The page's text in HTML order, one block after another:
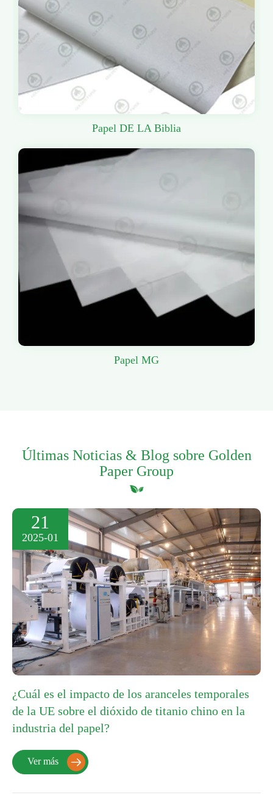
Papel DE LA Biblia
Papel MG
Últimas Noticias & Blog sobre Golden
Paper Group
21
2025-01
¿Cuál es el impacto de los aranceles temporales
de la UE sobre el dióxido de titanio chino en la
industria del papel?
Ver más 